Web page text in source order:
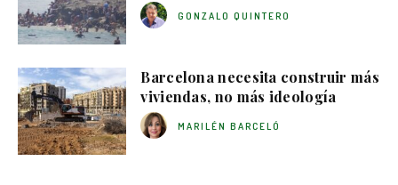
GONZALO QUINTERO
Barcelona necesita construir más
viviendas, no más ideología
MARILÉN BARCELÓ